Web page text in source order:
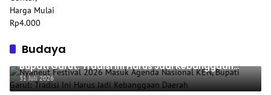
Budaya
Nyaneut Festival 2026 Masuk Agenda Nasional KEN,
Bupati Garut: Tradisi Ini Harus Jadi Kebanggaan
Daerah
31 Juli 2026